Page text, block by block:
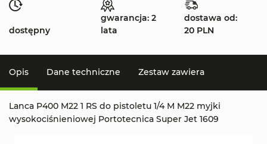
dostępny
gwarancja: 2
lata
dostawa od:
20 PLN
Opis Dane techniczne Zestaw zawiera
Lanca P400 M22 1 RS do pistoletu 1/4 M M22 myjki
wysokociśnieniowej Portotecnica Super Jet 1609